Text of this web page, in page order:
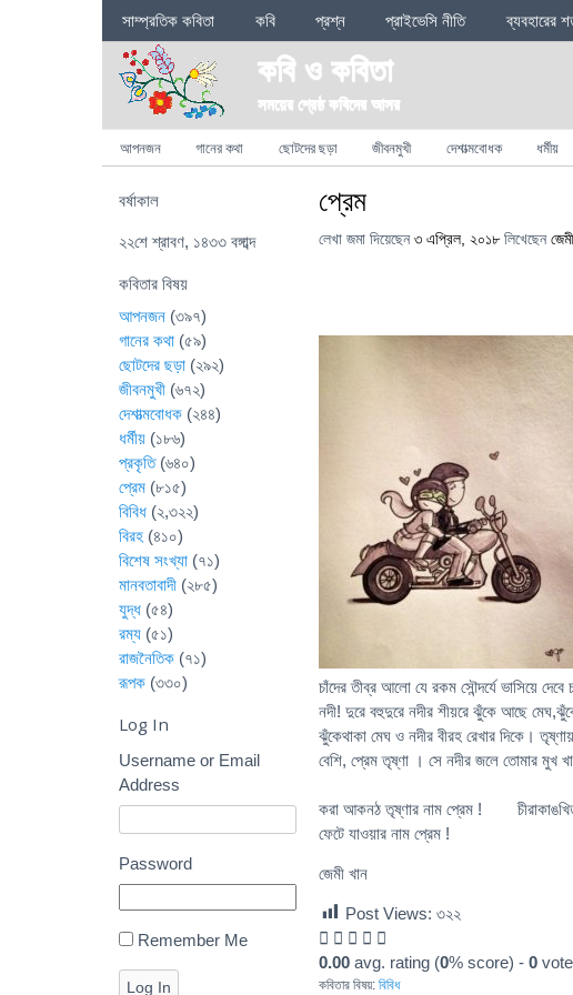
Sections
সাম্প্রতিক কবিতা কবি প্রশ্ন প্রাইভেসি নীতি ব্যবহারের
কবি ও কবিতা
সময়ের শ্রেষ্ঠ কবিদের আসর
Categories
আপনজন গানের কথা ছোটদের ছড়া জীবনমুখী দেশাত্মবোধক ধর্মীয়
প্রেম
লেখা জমা দিয়েছেন ৩ এপ্রিল, ২০১৮লিখেছেন
চাঁদের তীব্র আলো যে রকম সৌন্দর্যে ভাসিয়ে
নদী! দুরে বহুদুরে নদীর শীয়রে ঝুঁকে আছে
ঝুঁকেথাকা মেঘ ও নদীর বীরহ রেখার দিকে।
বেশি, প্রেম তৃষ্ণা । সে নদীর জলে তোমার মুখ
মানব জন্মের
করা আকনঠ তৃষ্ণার নাম প্রেম !
ফেটে যাওয়ার নাম প্রেম !
জেমী খান
Post Views: ৩২২
0.00 avg. rating (0% score) - 0
কবিতার বিষয়: বিবিধ
বর্ষাকাল
২২শে শ্রাবণ, ১৪৩৩ বঙ্গাব্দ
কবিতার বিষয়
আপনজন (৩৯৭)
গানের কথা (৫৯)
ছোটদের ছড়া (২৯২)
জীবনমুখী (৬৭২)
দেশাত্মবোধক (২৪৪)
ধর্মীয় (১৮৬)
প্রকৃতি(৬৪০)
প্রেম (৮১৫)
বিবিধ (২,৩২২)
বিরহ (৪১০)
বিশেষ সংখ্যা (৭১)
মানবতাবাদী (২৮৫)
যুদ্ধ (৫৪)
রম্য (৫১)
রাজনৈতিক (৭১)
রূপক (৩৩০)
Log In
Username or Email
Address
Password
Remember Me
Log In